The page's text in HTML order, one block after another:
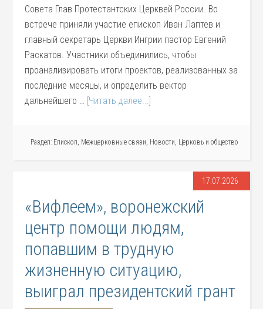
Совета Глав Протестантских Церквей России. Во
встрече приняли участие епископ Иван Лаптев и
главный секретарь Церкви Ингрии пастор Евгений
Раскатов. Участники объединились, чтобы
проанализировать итоги проектов, реализованных за
последние месяцы, и определить вектор
дальнейшего … [Читать далее...]
Раздел: Епископ, Межцерковные связи, Новости, Церковь и общество
17.07.2026
«Вифлеем», воронежский
центр помощи людям,
попавшим в трудную
жизненную ситуацию,
выиграл президентский грант